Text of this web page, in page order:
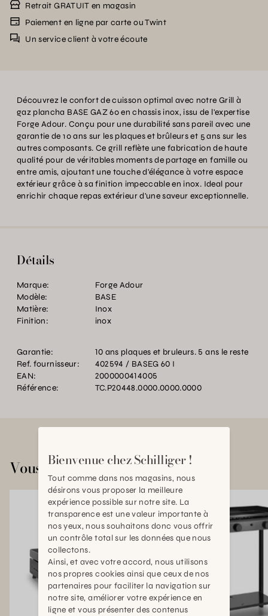
Retrait GRATUIT en magasin
Paiement en ligne par carte ou Twint
Un service client à votre écoute
Découvrez le confort de cuisson optimal avec notre Grill à
gaz plancha BASE GAZ 60 en chassis inox, issu de l'expertise
Forge Adour. Conçu pour une durabilité sans pareil avec une
garantie de 10 ans sur les plaques et brûleurs et 5 ans sur les
autres composants. Ce grill reflète une fabrication de haute
qualité pour de véritables moments de partage en famille ou
entre amis, ajoutant une touche d'élégance à votre espace
extérieur grâce à sa finition impeccable en inox. Ideal pour
enrichir chaque repas extérieur d'une saveur exceptionnelle.
Détails
Marque:
Forge Adour
Modèle:
BASE
Matière:
Inox
Finition:
inox
Garantie:
10 ans plaques et bruleurs. 5 ans le reste
Ref. fournisseur:
402594 / BASEG 60 I
EAN:
2000000414005
Référence:
TC.P20448.0000.0000.0000
Vous aimerez aussi
Bienvenue chez Schilliger !
Tout comme dans nos magasins, nous
désirons vous proposer la meilleure
expérience possible sur notre site. La
transparence est une valeur importante à
nos yeux, nous souhaitons donc vous offrir
un contrôle total sur les données que nous
collectons.
Ainsi, et avec votre accord, nous utilisons
nos propres cookies ainsi que ceux de nos
partenaires pour faciliter la navigation sur
notre site, améliorer votre expérience en
ligne et vous présenter des contenus